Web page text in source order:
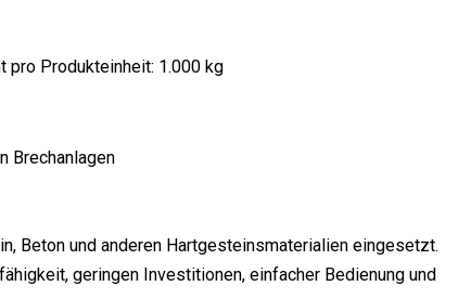
pro Produkteinheit: 1.000 kg
Brechanlagen
Beton und anderen Hartgesteinsmaterialien eingesetzt.
geringen Investitionen, einfacher Bedienung und